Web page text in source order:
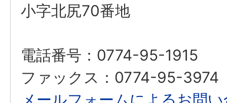
小字北尻70番地
電話番号：0774-95-1915
ファックス：0774-95-3974